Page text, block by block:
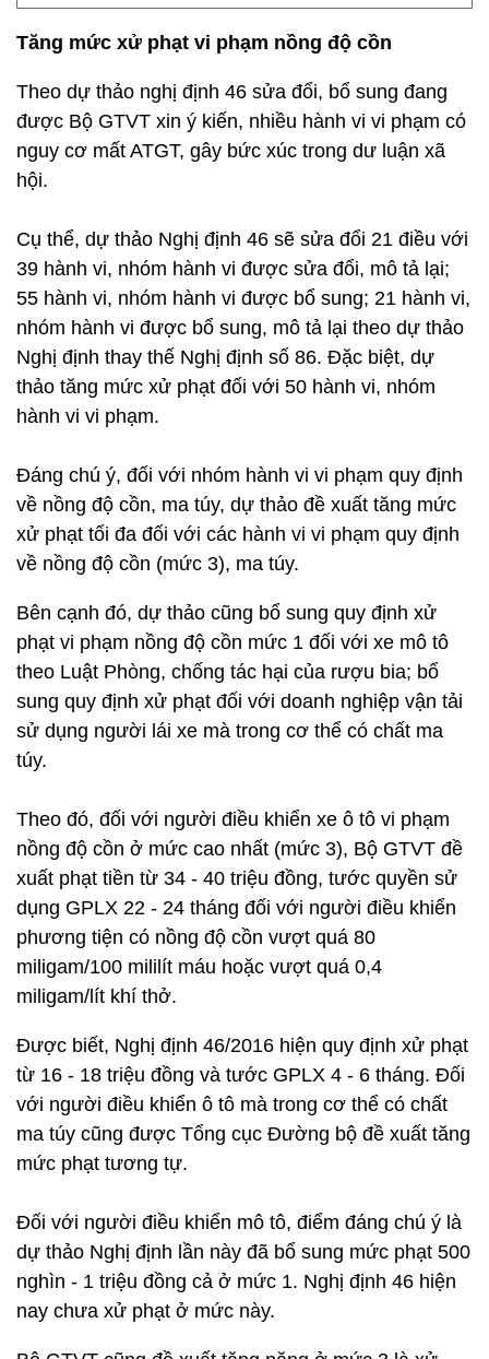
Tăng mức xử phạt vi phạm nồng độ cồn
Theo dự thảo nghị định 46 sửa đổi, bổ sung đang
được Bộ GTVT xin ý kiến, nhiều hành vi vi phạm có
nguy cơ mất ATGT, gây bức xúc trong dư luận xã
hội.
Cụ thể, dự thảo Nghị định 46 sẽ sửa đổi 21 điều với
39 hành vi, nhóm hành vi được sửa đổi, mô tả lại;
55 hành vi, nhóm hành vi được bổ sung; 21 hành vi,
nhóm hành vi được bổ sung, mô tả lại theo dự thảo
Nghị định thay thế Nghị định số 86. Đặc biệt, dự
thảo tăng mức xử phạt đối với 50 hành vi, nhóm
hành vi vi phạm.
Đáng chú ý, đối với nhóm hành vi vi phạm quy định
về nồng độ cồn, ma túy, dự thảo đề xuất tăng mức
xử phạt tối đa đối với các hành vi vi phạm quy định
về nồng độ cồn (mức 3), ma túy.
Bên cạnh đó, dự thảo cũng bổ sung quy định xử
phạt vi phạm nồng độ cồn mức 1 đối với xe mô tô
theo Luật Phòng, chống tác hại của rượu bia; bổ
sung quy định xử phạt đối với doanh nghiệp vận tải
sử dụng người lái xe mà trong cơ thể có chất ma
túy.
Theo đó, đối với người điều khiển xe ô tô vi phạm
nồng độ cồn ở mức cao nhất (mức 3), Bộ GTVT đề
xuất phạt tiền từ 34 - 40 triệu đồng, tước quyền sử
dụng GPLX 22 - 24 tháng đối với người điều khiển
phương tiện có nồng độ cồn vượt quá 80
miligam/100 mililít máu hoặc vượt quá 0,4
miligam/lít khí thở.
Được biết, Nghị định 46/2016 hiện quy định xử phạt
từ 16 - 18 triệu đồng và tước GPLX 4 - 6 tháng. Đối
với người điều khiển ô tô mà trong cơ thể có chất
ma túy cũng được Tổng cục Đường bộ đề xuất tăng
mức phạt tương tự.
Đối với người điều khiển mô tô, điểm đáng chú ý là
dự thảo Nghị định lần này đã bổ sung mức phạt 500
nghìn - 1 triệu đồng cả ở mức 1. Nghị định 46 hiện
nay chưa xử phạt ở mức này.